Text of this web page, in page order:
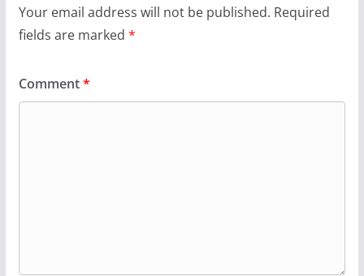
Your email address will not be published. Required
fields are marked *
Comment*